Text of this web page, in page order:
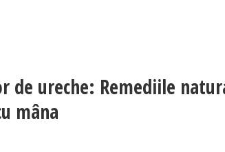
de ureche: Remediile
mâna